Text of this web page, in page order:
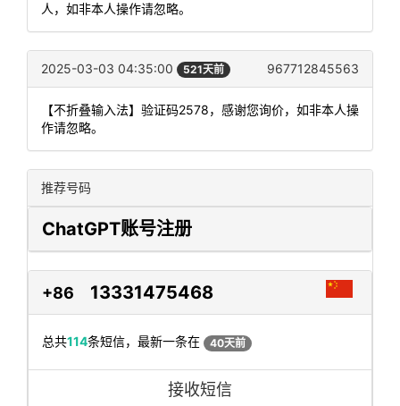
人，如非本人操作请忽略。
2025-03-03 04:35:00 521天前 967712845563
【不折叠输入法】验证码2578，感谢您询价，如非本人操
作请忽略。
推荐号码
ChatGPT账号注册
+86 13331475468
总共114条短信，最新一条在 40天前
接收短信